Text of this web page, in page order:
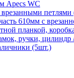
Apecs WC
610мм с
планкой,
ручки, цилиндр
(5шт.)